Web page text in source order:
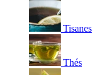
Tisanes
Thés